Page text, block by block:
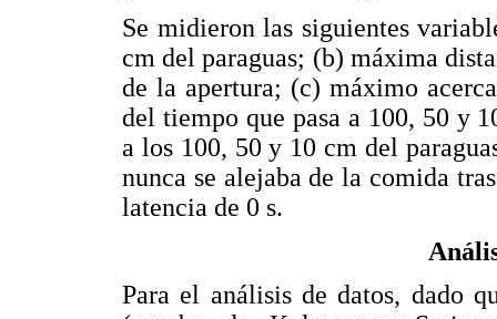
Se midieron las siguientes
cm del paraguas; (b) máxima
de la apertura; (c) máximo
del tiempo que pasa a 100, 50 y
a los 100, 50 y 10 cm del
nunca se alejaba de la comida
latencia de 0 s.
Para el análisis de datos, dado